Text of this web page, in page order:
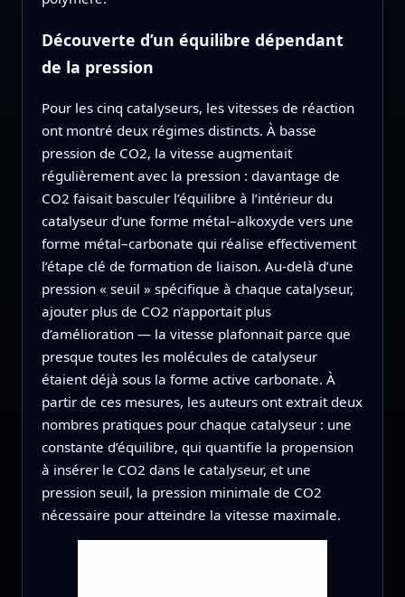
Découverte d’un équilibre dépendant
de la pression
Pour les cinq catalyseurs, les vitesses de réaction
ont montré deux régimes distincts. À basse
pression de CO2, la vitesse augmentait
régulièrement avec la pression : davantage de
CO2 faisait basculer l’équilibre à l’intérieur du
catalyseur d’une forme métal–alkoxyde vers une
forme métal–carbonate qui réalise effectivement
l’étape clé de formation de liaison. Au‑delà d’une
pression « seuil » spécifique à chaque catalyseur,
ajouter plus de CO2 n’apportait plus
d’amélioration — la vitesse plafonnait parce que
presque toutes les molécules de catalyseur
étaient déjà sous la forme active carbonate. À
partir de ces mesures, les auteurs ont extrait deux
nombres pratiques pour chaque catalyseur : une
constante d’équilibre, qui quantifie la propension
à insérer le CO2 dans le catalyseur, et une
pression seuil, la pression minimale de CO2
nécessaire pour atteindre la vitesse maximale.